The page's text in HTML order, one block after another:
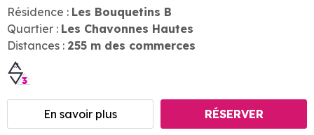
Résidence : Les Bouquetins B
Quartier : Les Chavonnes Hautes
Distances : 255 m des commerces
En savoir plus RÉSERVER